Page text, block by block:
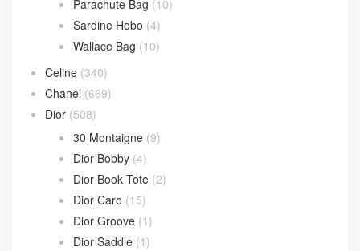
Parachute Bag (10)
Sardine Hobo (4)
Wallace Bag (10)
Celine (340)
Chanel (669)
Dior (508)
30 Montaigne (9)
Dior Bobby (4)
Dior Book Tote (2)
Dior Caro (15)
Dior Groove (1)
Dior Saddle (1)